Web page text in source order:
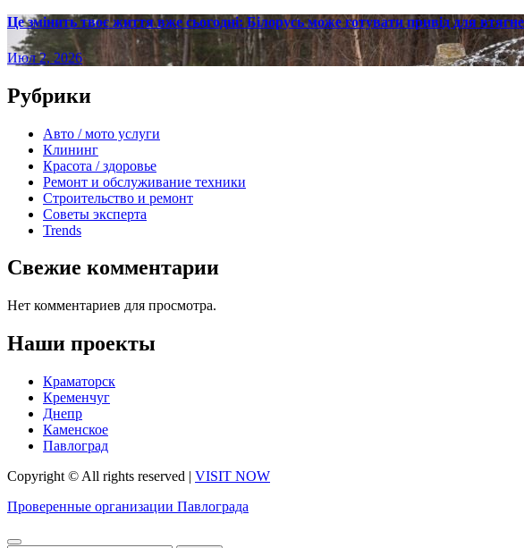
Це змінить твоє життя вже сьогодні: Білорусь може готувати привід для
Июл 2, 2026
Рубрики
Авто / мото услуги
Клининг
Красота / здоровье
Ремонт и обслуживание техники
Строительство и ремонт
Советы эксперта
Trends
Свежие комментарии
Нет комментариев для просмотра.
Наши проекты
Краматорск
Кременчуг
Днепр
Каменское
Павлоград
Copyright © All rights reserved | VISIT NOW
Проверенные организации Павлограда